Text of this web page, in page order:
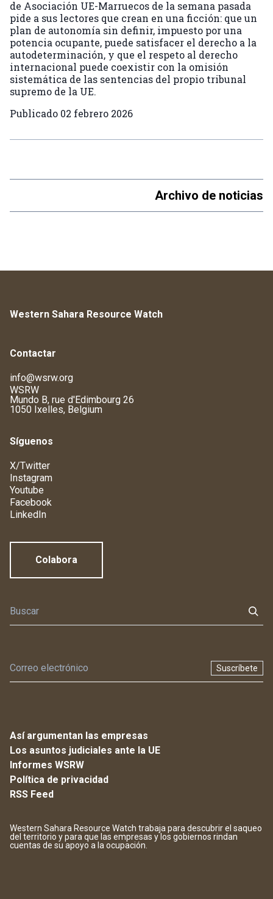
de Asociación UE-Marruecos de la semana pasada
pide a sus lectores que crean en una ficción: que un
plan de autonomía sin definir, impuesto por una
potencia ocupante, puede satisfacer el derecho a la
autodeterminación, y que el respeto al derecho
internacional puede coexistir con la omisión
sistemática de las sentencias del propio tribunal
supremo de la UE.
Publicado 02 febrero 2026
Archivo de noticias
Western Sahara Resource Watch
Contactar
info@wsrw.org
WSRW
Mundo B, rue d'Edimbourg 26
1050 Ixelles, Belgium
Síguenos
X/Twitter
Instagram
Youtube
Facebook
LinkedIn
Colabora
Suscríbete
Así argumentan las empresas
Los asuntos judiciales ante la UE
Informes WSRW
Política de privacidad
RSS Feed
Western Sahara Resource Watch trabaja para descubrir el saqueo
del territorio y para que las empresas y los gobiernos rindan
cuentas de su apoyo a la ocupación.